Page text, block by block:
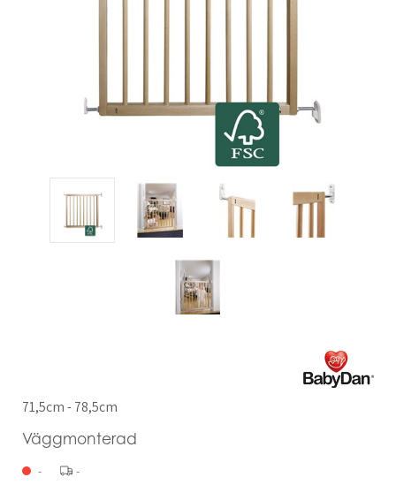
71,5cm - 78,5cm
Väggmonterad
- -